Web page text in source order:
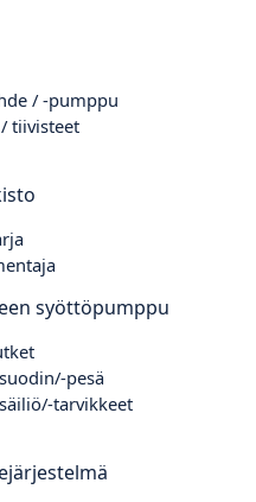
/ -pumppu
tiivisteet
syöttöpumppu
pesä
tarvikkeet